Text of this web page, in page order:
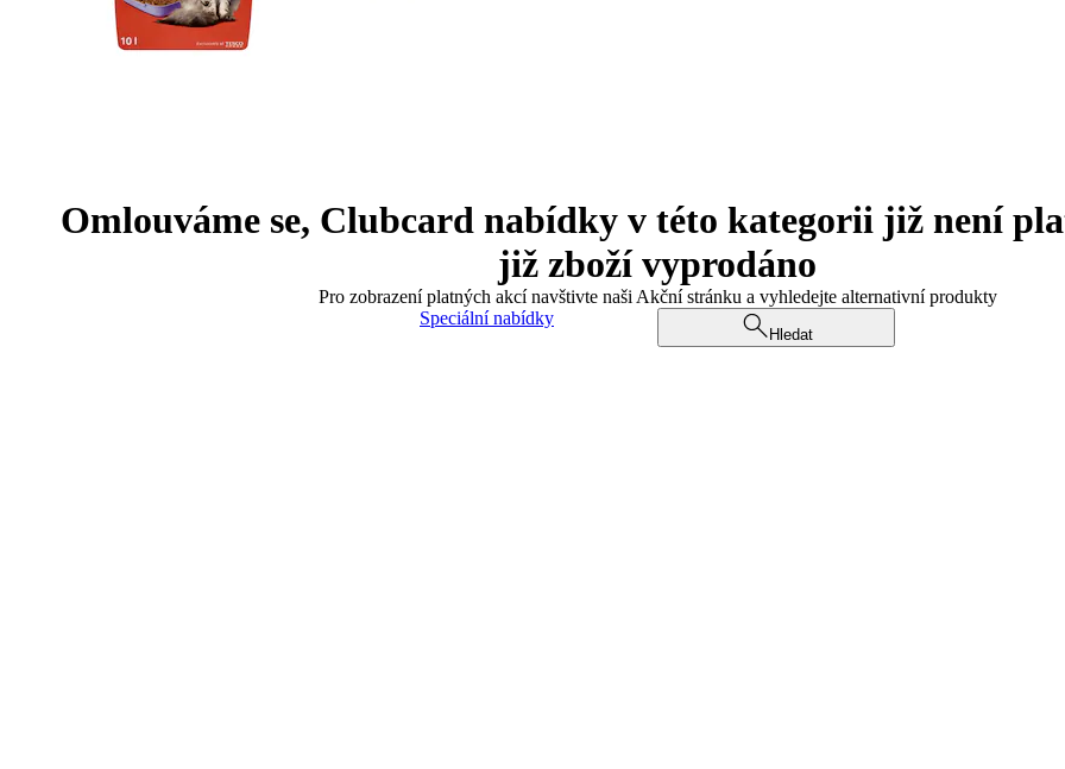
Omlouváme se, Clubcard nabídky v této kategorii již není
již zboží vyprodáno
Pro zobrazení platných akcí navštivte naši Akční stránku a vyhledejte alternativní produkty
Speciální nabídky
Hledat